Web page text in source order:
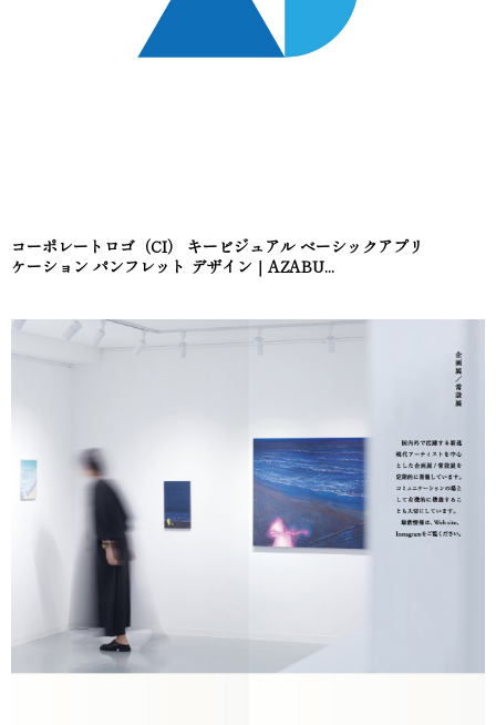
コーポレートロゴ（CI） キービジュアル ベーシックアプリ
ケーション パンフレット デザイン｜AZABU...